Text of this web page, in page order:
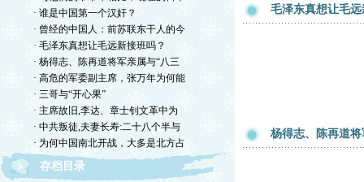
· 谁是中国第一个汉奸？
· 曾经的中国人：前苏联东干人的今
· 毛泽东真想让毛远新接班吗？
· 杨得志、陈再道将军亲属与“八三
· 高危的军委副主席，张万年为何能
· 三哥与“开心果”
· 主席故旧,李达、章士钊文革中为
· 中共叛徒,夫妻长寿:二十八个半与
· 为何中国南北开战，大多是北方占
存档目录
毛泽东真想让毛
杨得志、陈再道